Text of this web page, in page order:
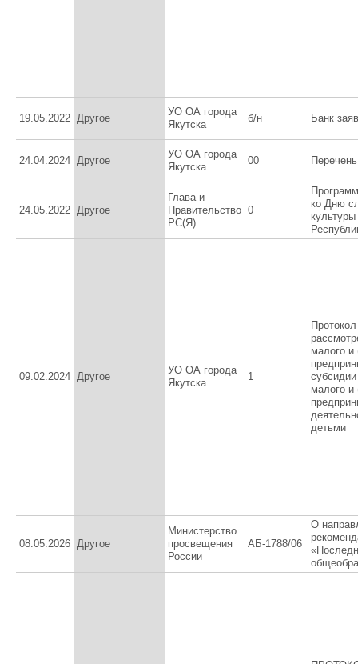
19.05.2022 Другое
УО ОА города
Якутска
б/н Банк
24.04.2024 Другое
УО ОА города
Якутска
00
24.05.2022 Другое
Глава и
Правительство
РС(Я)
0
ко Дню
09.02.2024 Другое
УО ОА города
Якутска
1
малого и
малого и
детьми
08.05.2026 Другое
Министерство
просвещения
России
АБ-1788/06
О